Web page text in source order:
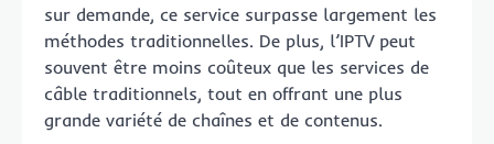
sur demande, ce service surpasse largement les
méthodes traditionnelles. De plus, l’IPTV peut
souvent être moins coûteux que les services de
câble traditionnels, tout en offrant une plus
grande variété de chaînes et de contenus.